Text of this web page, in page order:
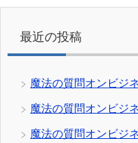
最近の投稿
魔法の質問オンビジ
魔法の質問オンビジ
魔法の質問オンビジ